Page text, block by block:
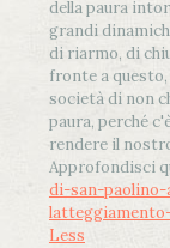
della paura
grandi
di riarmo, di
fronte a
società di non
paura, perché
rendere il
Approfondisci
di-san-
Less